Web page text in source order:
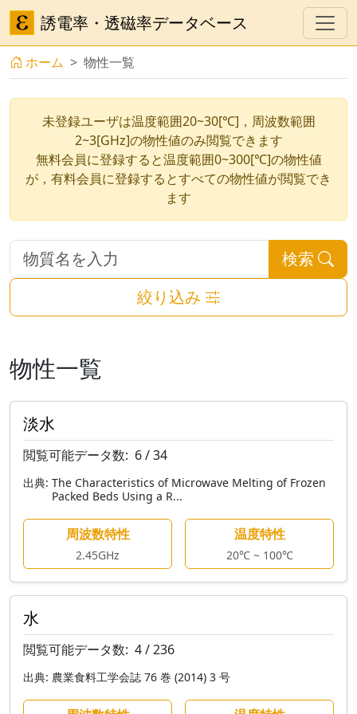
誘電率・透磁率データベース
ホーム 物性一覧
未登録ユーザは温度範囲20~30[℃]，周波数範囲
2~3[GHz]の物性値のみ閲覧できます
無料会員に登録すると温度範囲0~300[℃]の物性値
が，有料会員に登録するとすべての物性値が閲覧でき
ます
検索
絞り込み
物性一覧
淡水
閲覧可能データ数: 6 / 34
出典: The Characteristics of Microwave Melting of Frozen
Packed Beds Using a R...
周波数特性
2.45GHz
温度特性
20℃ ~ 100℃
水
閲覧可能データ数: 4 / 236
出典: 農業食料工学会誌 76 巻 (2014) 3 号